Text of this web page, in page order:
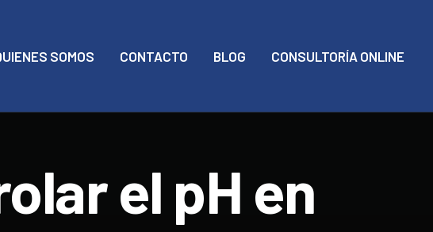
SOMOS CONTACTO BLOG CONSULTORÍA ONLINE
el pH en